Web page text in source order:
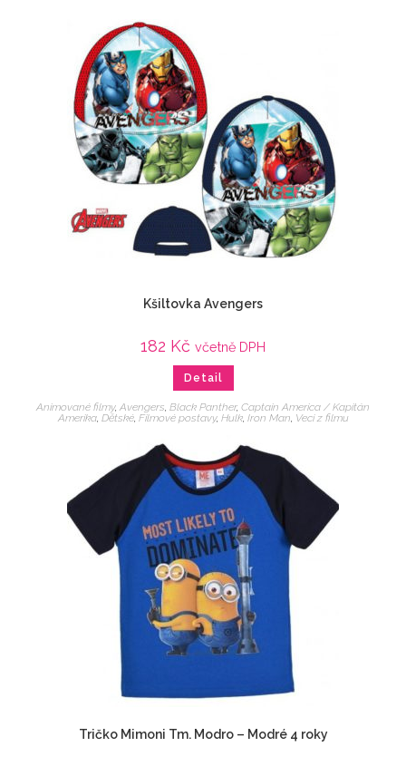
Kšiltovka Avengers
182 Kč včetně DPH
Detail
Animované filmy, Avengers, Black Panther, Captain America / Kapitán
Amerika, Dětské, Filmové postavy, Hulk, Iron Man, Veci z filmu
Tričko Mimoni Tm. Modro – Modré 4 roky